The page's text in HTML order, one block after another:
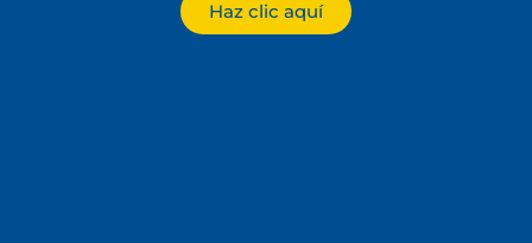
Haz clic aquí